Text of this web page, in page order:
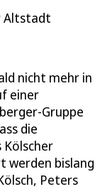
Altstadt
nicht mehr in
einer
Gruppe
die
Kölscher
werden bislang
Peters